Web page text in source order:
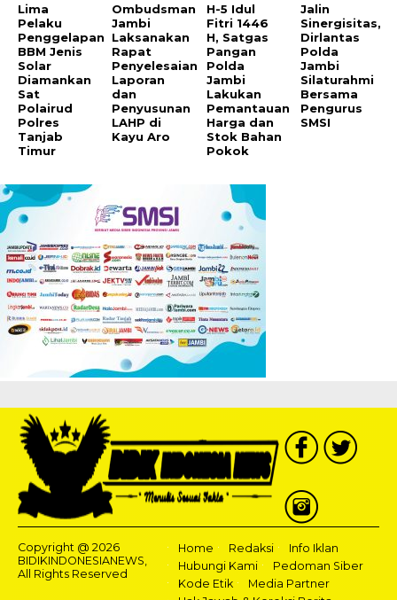
Lima
Pelaku
Penggelapan
BBM Jenis
Solar
Diamankan
Sat
Polairud
Polres
Tanjab
Timur
Ombudsman
Jambi
Laksanakan
Rapat
Penyelesaian
Laporan
dan
Penyusunan
LAHP di
Kayu Aro
H-5 Idul
Fitri 1446
H, Satgas
Pangan
Polda
Jambi
Lakukan
Pemantauan
Harga dan
Stok Bahan
Pokok
Jalin
Sinergisitas,
Dirlantas
Polda
Jambi
Silaturahmi
Bersama
Pengurus
SMSI
Copyright @ 2026
BIDIKINDONESIANEWS,
All Rights Reserved
Home Redaksi
Info Iklan
Hubungi Kami
Pedoman Siber
Kode Etik
Media Partner